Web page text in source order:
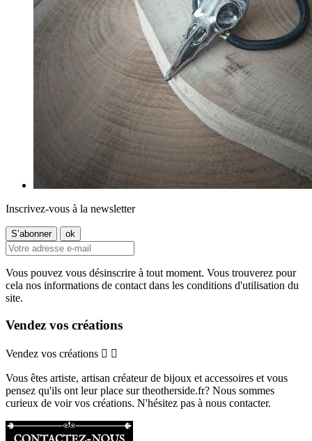
Inscrivez-vous à la newsletter
Vous pouvez vous désinscrire à tout moment. Vous trouverez pour
cela nos informations de contact dans les conditions d'utilisation du
site.
Vendez vos créations
Vendez vos créations  
Vous êtes artiste, artisan créateur de bijoux et accessoires et vous
pensez qu'ils ont leur place sur theotherside.fr? Nous sommes
curieux de voir vos créations. N'hésitez pas à nous contacter.